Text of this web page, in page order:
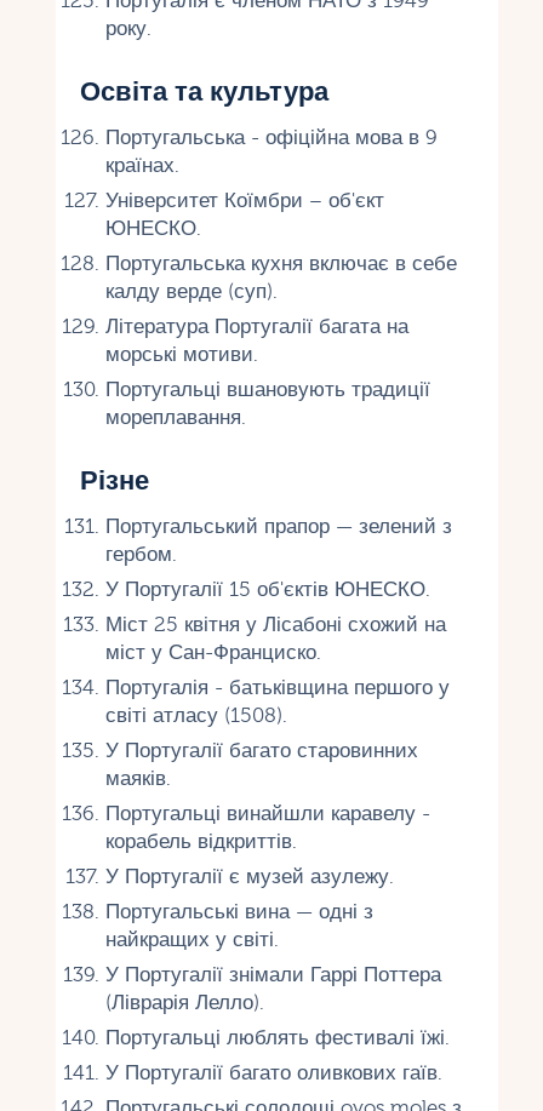
року.
Освіта та культура
Португальська - офіційна мова в 9
країнах.
Університет Коїмбри – об'єкт
ЮНЕСКО.
Португальська кухня включає в себе
калду верде (суп).
Література Португалії багата на
морські мотиви.
Португальці вшановують традиції
мореплавання.
Різне
Португальський прапор — зелений з
гербом.
У Португалії 15 об'єктів ЮНЕСКО.
Міст 25 квітня у Лісабоні схожий на
міст у Сан-Франциско.
Португалія - ​​батьківщина першого у
світі атласу (1508).
У Португалії багато старовинних
маяків.
Португальці винайшли каравелу -
корабель відкриттів.
У Португалії є музей азулежу.
Португальські вина — одні з
найкращих у світі.
У Португалії знімали Гаррі Поттера
(Ліврарія Лелло).
Португальці люблять фестивалі їжі.
У Португалії багато оливкових гаїв.